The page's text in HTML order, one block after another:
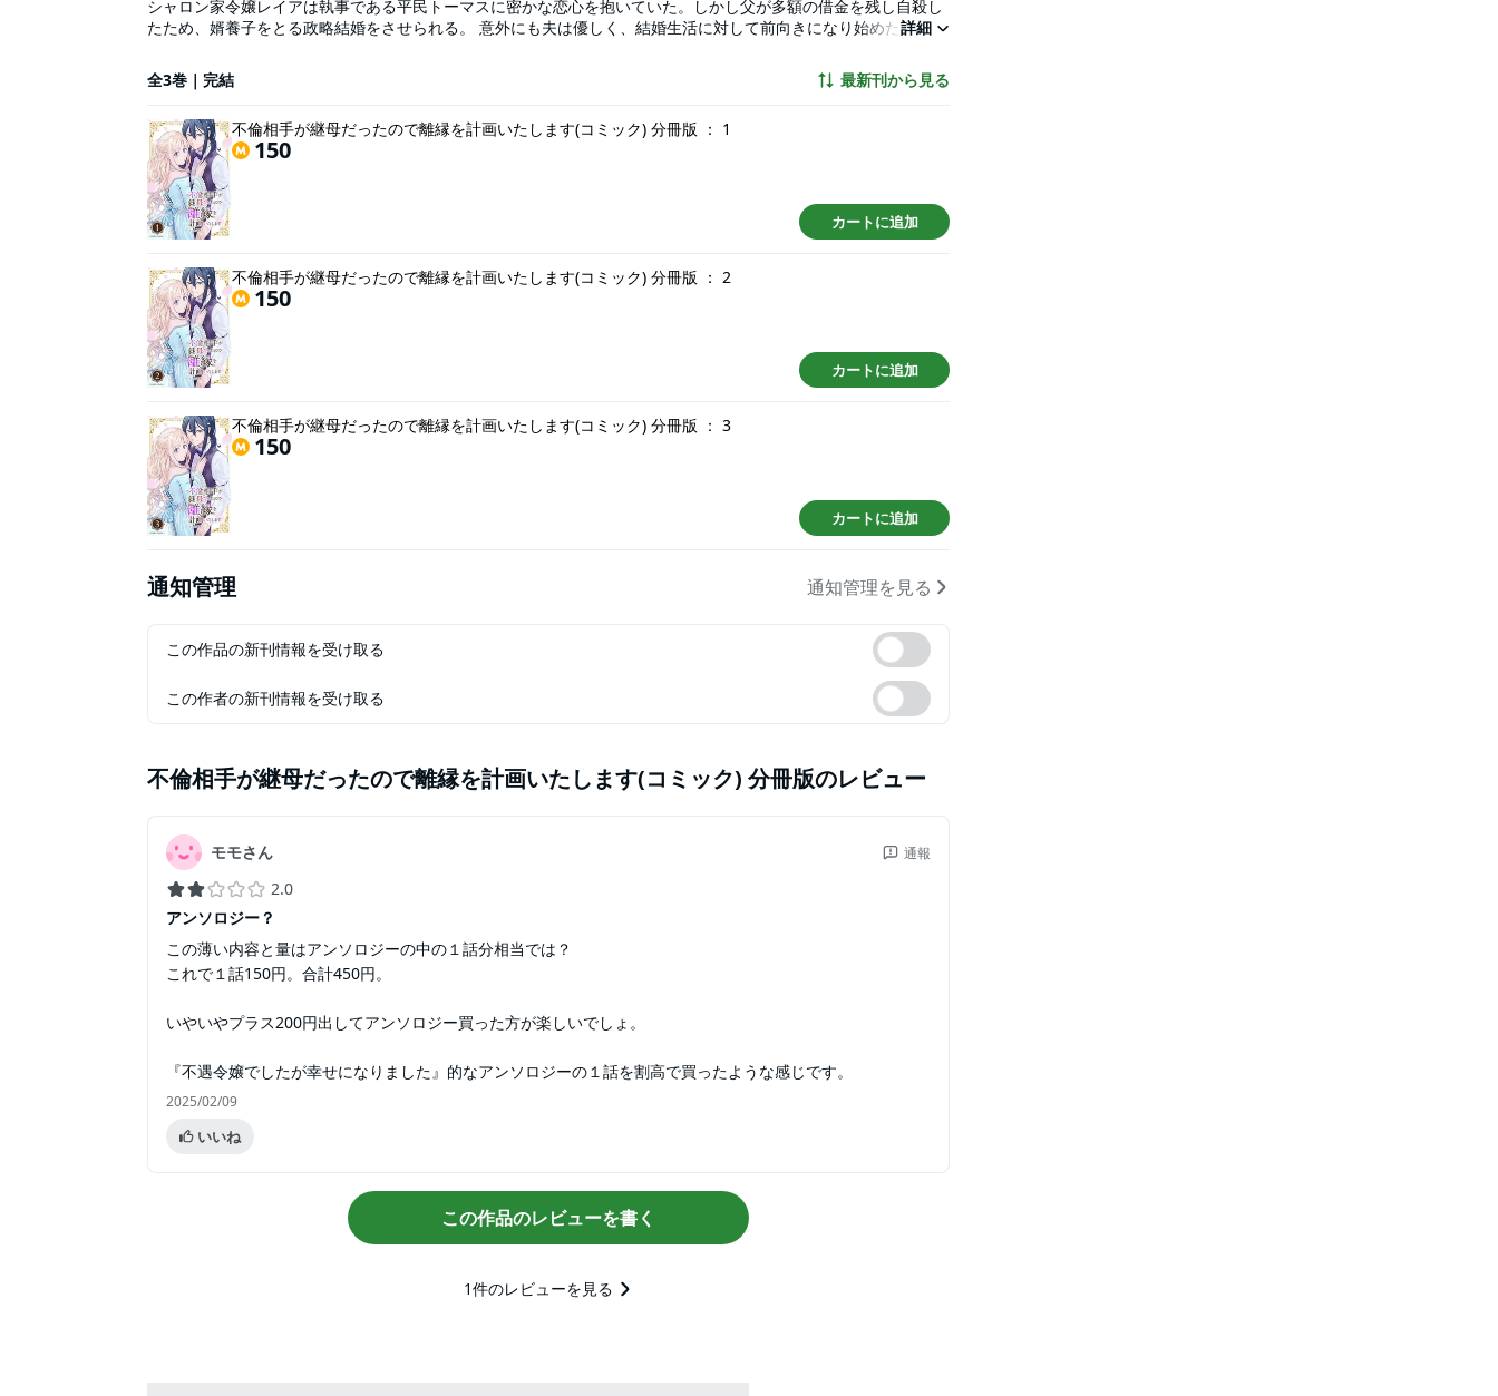
シャロン家令嬢レイアは執事である平民トーマスに密かな恋心を抱いていた。しかし父が多額の借金を残し自殺し
たため、婿養子をとる政略結婚をさせられる。 意外にも夫は優しく、結婚生活に対して前向きになり始めた頃、夫
詳細
全3巻｜完結 最新刊から見る
不倫相手が継母だったので離縁を計画いたします(コミック) 分冊版 ： 1
150
カートに追加
不倫相手が継母だったので離縁を計画いたします(コミック) 分冊版 ： 2
150
カートに追加
不倫相手が継母だったので離縁を計画いたします(コミック) 分冊版 ： 3
150
カートに追加
通知管理 通知管理を見る
この作品の新刊情報を受け取る
この作者の新刊情報を受け取る
不倫相手が継母だったので離縁を計画いたします(コミック) 分冊版のレビュー
モモさん 通報
2.0
アンソロジー？
この薄い内容と量はアンソロジーの中の１話分相当では？
これで１話150円。合計450円。
いやいやプラス200円出してアンソロジー買った方が楽しいでしょ。
『不遇令嬢でしたが幸せになりました』的なアンソロジーの１話を割高で買ったような感じです。
2025/02/09
いいね
この作品のレビューを書く
1件のレビューを見る